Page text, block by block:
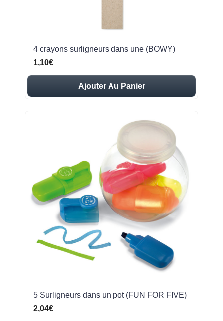
4 crayons surligneurs dans une (BOWY)
1,10€
Ajouter Au Panier
5 Surligneurs dans un pot (FUN FOR FIVE)
2,04€